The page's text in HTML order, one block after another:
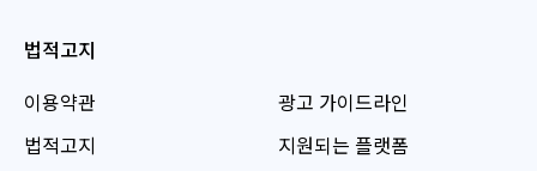
법적고지
이용약관
법적고지
광고 가이드라인
지원되는 플랫폼